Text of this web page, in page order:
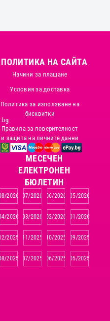
ПОЛИТИКА НА САЙТА
Начини за плащане
Условия за доставка
Политика за използване на
бисквитки
Правила за поверителност
и защита на личните данни
MЕСЕЧЕН
ЕЛЕКТРОНЕН
БЮЛЕТИН
08/2026 07/2026 06/2026 05/2026
2026 03/2026 02/2026 01/2026
12/2025 11/2025 10/2025 09/2025
08/2025 07/2025 06/2025 05/2025